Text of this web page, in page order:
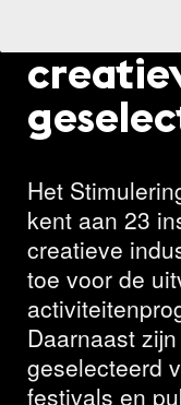
Het
kent aan 23
creatieve
toe voor de
Daarnaast
geselecteerd
festivals en